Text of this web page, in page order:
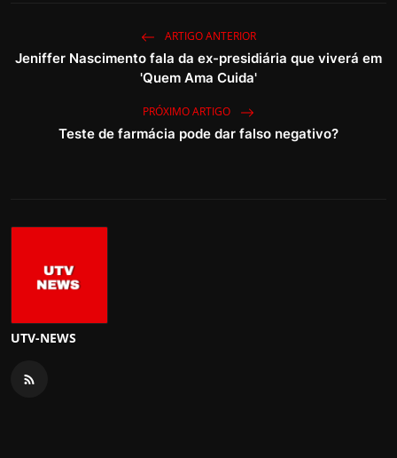
ARTIGO ANTERIOR
Jeniffer Nascimento fala da ex-presidiária que viverá em
'Quem Ama Cuida'
PRÓXIMO ARTIGO
Teste de farmácia pode dar falso negativo?
UTV-NEWS